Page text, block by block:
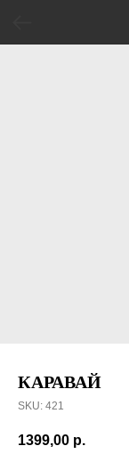
КАРАВАЙ
SKU: 421
1399,00 р.